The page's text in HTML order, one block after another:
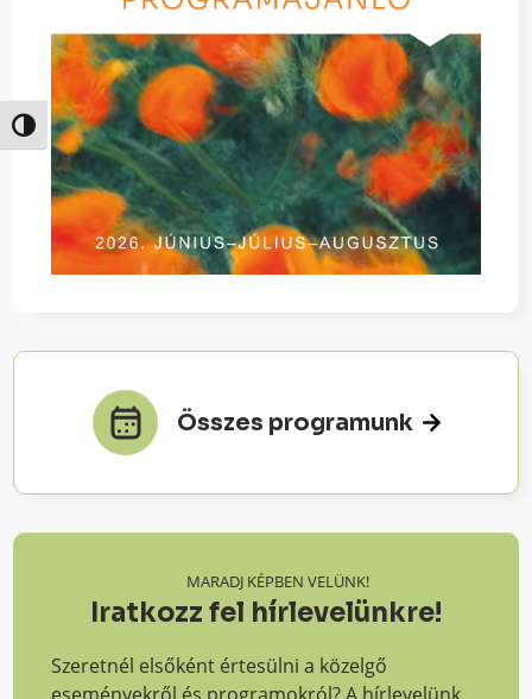
Nagy kontraszt váltása
Összes programunk
MARADJ KÉPBEN VELÜNK!
Iratkozz fel hírlevelünkre!
Szeretnél elsőként értesülni a közelgő